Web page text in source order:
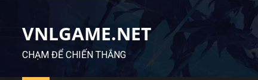
VNLGAME.NET
CHẠM ĐỂ CHIẾN THẮNG